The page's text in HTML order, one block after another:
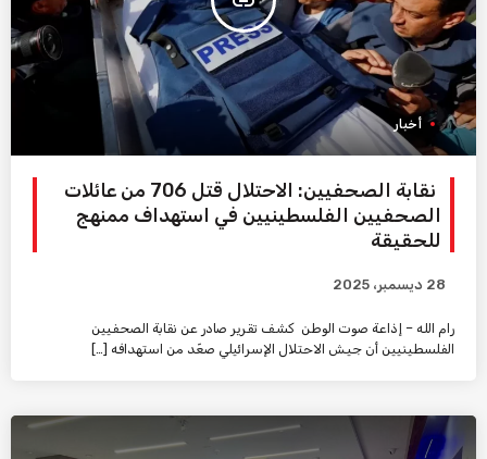
أخبار
نقابة الصحفيين: الاحتلال قتل 706 من عائلات
الصحفيين الفلسطينيين في استهداف ممنهج
للحقيقة
28 ديسمبر، 2025
رام الله – إذاعة صوت الوطن كشف تقرير صادر عن نقابة الصحفيين
الفلسطينيين أن جيش الاحتلال الإسرائيلي صعّد من استهدافه […]